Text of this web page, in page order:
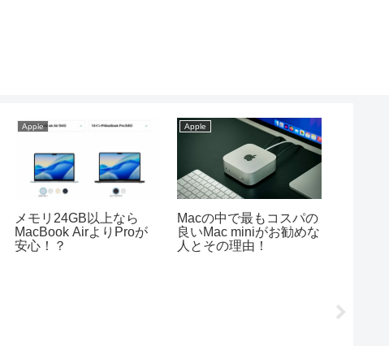
Apple
【2026年】iPadの使い
方がわからない方へ！基
本操作を解説
Apple
iPad ProとAirの13イン
チ比較！殆どの方におす
すめはこれ！